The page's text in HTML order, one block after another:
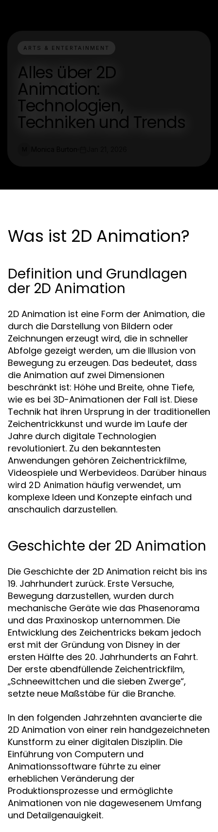
ARTS & ENTERTAINMENT
Alles über 2D
Animation:
Technologien,
Techniken und Trends
Was ist 2D Animation?
Definition und Grundlagen
der 2D Animation
2D Animation ist eine Form der Animation, die
durch die Darstellung von Bildern oder
Zeichnungen erzeugt wird, die in schneller
Abfolge gezeigt werden, um die Illusion von
Bewegung zu erzeugen. Das bedeutet, dass
die Animation auf zwei Dimensionen
beschränkt ist: Höhe und Breite, ohne Tiefe,
wie es bei 3D-Animationen der Fall ist. Diese
Technik hat ihren Ursprung in der traditionellen
Zeichentrickkunst und wurde im Laufe der
Jahre durch digitale Technologien
revolutioniert. Zu den bekanntesten
Anwendungen gehören Zeichentrickfilme,
Videospiele und Werbevideos. Darüber hinaus
wird 2D Animation häufig verwendet, um
komplexe Ideen und Konzepte einfach und
anschaulich darzustellen.
Geschichte der 2D Animation
Die Geschichte der 2D Animation reicht bis ins
19. Jahrhundert zurück. Erste Versuche,
Bewegung darzustellen, wurden durch
mechanische Geräte wie das Phasenorama
und das Praxinoskop unternommen. Die
Entwicklung des Zeichentricks bekam jedoch
erst mit der Gründung von Disney in der
ersten Hälfte des 20. Jahrhunderts an Fahrt.
Der erste abendfüllende Zeichentrickfilm,
„Schneewittchen und die sieben Zwerge“,
setzte neue Maßstäbe für die Branche.
In den folgenden Jahrzehnten avancierte die
2D Animation von einer rein handgezeichneten
Kunstform zu einer digitalen Disziplin. Die
Einführung von Computern und
Animationssoftware führte zu einer
erheblichen Veränderung der
Produktionsprozesse und ermöglichte
Animationen von nie dagewesenem Umfang
und Detailgenauigkeit.